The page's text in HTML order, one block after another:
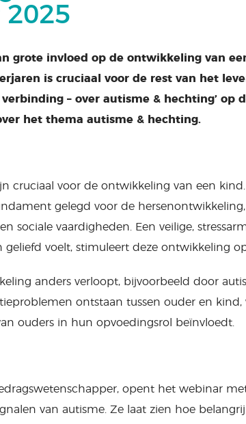
grote invloed op de ontwikkeling van
is cruciaal voor de rest van het
verbinding – over autisme & hechting’ op
het thema autisme & hechting.
cruciaal voor de ontwikkeling van een
gelegd voor de
sociale vaardigheden. Een veilige,
voelt, stimuleert deze ontwikkeling
anders verloopt, bijvoorbeeld door
ontstaan tussen ouder en kind,
ouders in hun opvoedingsrol beïnvloedt.
opent het webinar
van autisme. Ze laat zien hoe